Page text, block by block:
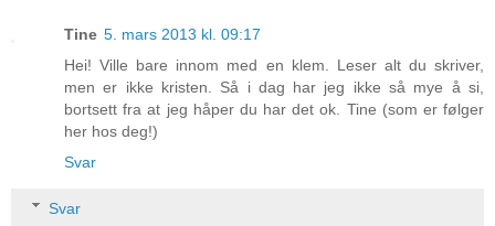
Tine 5. mars 2013 kl. 09:17
Hei! Ville bare innom med en klem. Leser alt du skriver,
men er ikke kristen. Så i dag har jeg ikke så mye å si,
bortsett fra at jeg håper du har det ok. Tine (som er følger
her hos deg!)
Svar
Svar